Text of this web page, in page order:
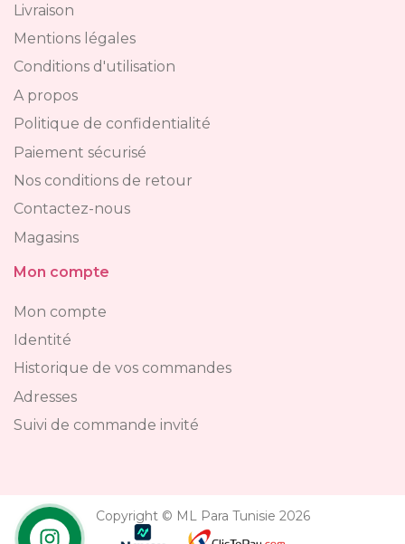
Livraison
Mentions légales
Conditions d'utilisation
A propos
Politique de confidentialité
Paiement sécurisé
Nos conditions de retour
Contactez-nous
Magasins
Mon compte
Mon compte
Identité
Historique de vos commandes
Adresses
Suivi de commande invité
Copyright © ML Para Tunisie 2026